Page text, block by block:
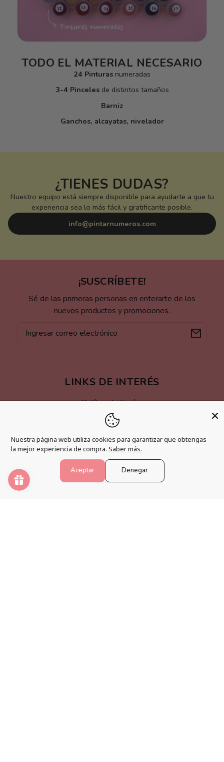
TODO EL MATERIAL NECESARIO
24 Pinturas numeradas
3-4 Pinceles de distintos tamaños
Barniz
Ganchos, alcayatas, nivelador
¿TIENES DUDAS?
Nuestro equipo está siempre disponible para ayudarte a que tu
experiencia sea lo más fácil y gratificante posible.
info@pintarnumeros.com
¡SUSCRÍBETE!
Sé de las primeras personas en enterarte de los
nuevos productos y promociones.
electrónico
LINKS DE INTERÉS
Política de Envíos
Cambios y Devoluciones
Términos y Condiciones
Aviso Legal
Accesibilidad
Nuestra página web utiliza cookies para garantizar que obtengas
la mejor experiencia de compra. Saber más.
Aceptar Denegar